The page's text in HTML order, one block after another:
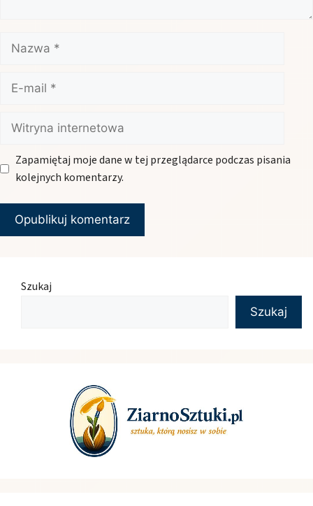
Nazwa
mail
Witryna
internetowa
Zapamiętaj moje dane w tej przeglądarce podczas pisania
kolejnych komentarzy.
Szukaj
Szukaj